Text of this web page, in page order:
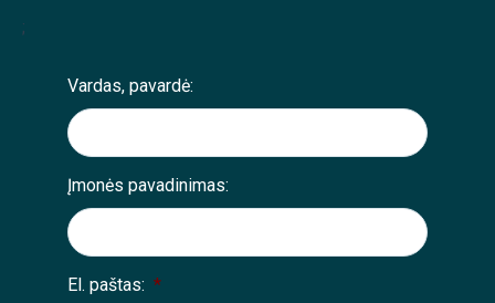
;
Vardas, pavardė:
Įmonės pavadinimas:
El. paštas: *